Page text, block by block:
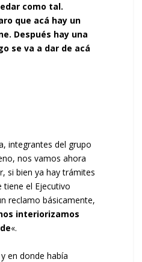
como tal.
que acá hay un
Después hay una
se va a dar de acá
integrantes del grupo
nos vamos ahora
si bien ya hay trámites
el Ejecutivo
reclamo básicamente,
interiorizamos
«.
en donde había